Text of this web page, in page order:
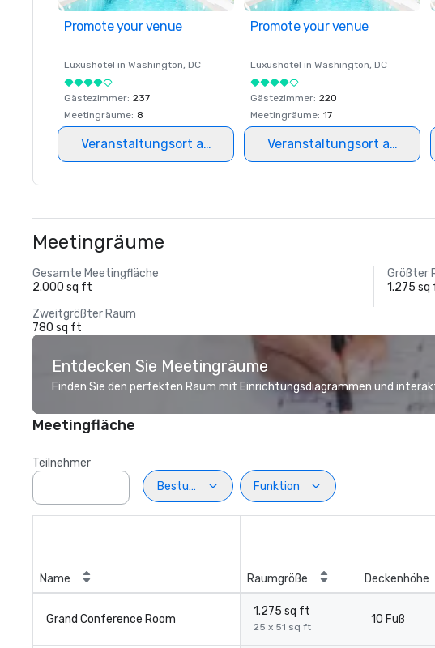
Promote your venue
Luxushotel in Washington, DC
Gästezimmer: 237
Meetingräume: 8
Veranstaltungsort auswählen
Promote your venue
Luxushotel in Washington, DC
Gästezimmer: 220
Meetingräume: 17
Veranstaltungsort
Meetingräume
Gesamte Meetingfläche
2.000 sq ft
Größter
1.275
Zweitgrößter Raum
780 sq ft
Entdecken Sie Meetingräume
Finden Sie den perfekten Raum mit Einrichtungsdiagrammen und
Meetingfläche
Teilnehmer
Bestuhlung
Funktion
Name Raumgröße Deckenhöhe
Grand Conference Room
1.275 sq ft
25 x 51 sq ft
10 Fuß